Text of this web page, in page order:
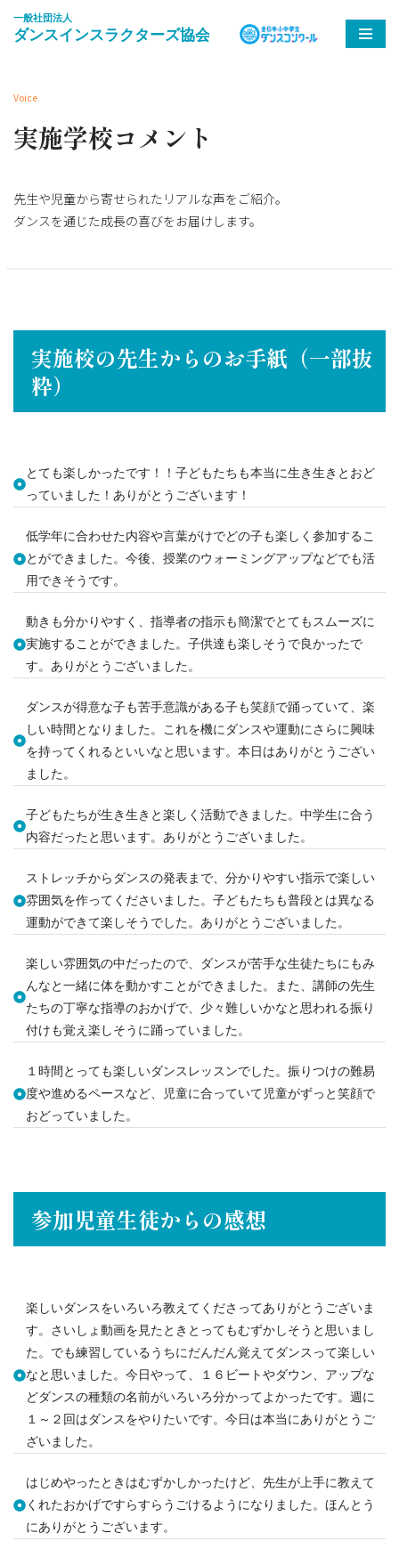
コ
テ
ツ
キ
ッ
Voice
実施学校コメント
先生や児童から寄せられたリアルな声をご紹介。
ダンスを通じた成長の喜びをお届けします。
実施校の先生からのお手紙（一部抜
粋）
とても楽しかったです！！子どもたちも本当に生き生きとおど
っていました！ありがとうございます！
低学年に合わせた内容や言葉がけでどの子も楽しく参加するこ
とができました。今後、授業のウォーミングアップなどでも活
用できそうです。
動きも分かりやすく、指導者の指示も簡潔でとてもスムーズに
実施することができました。子供達も楽しそうで良かったで
す。ありがとうございました。
ダンスが得意な子も苦手意識がある子も笑顔で踊っていて、楽
しい時間となりました。これを機にダンスや運動にさらに興味
を持ってくれるといいなと思います。本日はありがとうござい
ました。
子どもたちが生き生きと楽しく活動できました。中学生に合う
内容だったと思います。ありがとうございました。
ストレッチからダンスの発表まで、分かりやすい指示で楽しい
雰囲気を作ってくださいました。子どもたちも普段とは異なる
運動ができて楽しそうでした。ありがとうございました。
楽しい雰囲気の中だったので、ダンスが苦手な生徒たちにもみ
んなと一緒に体を動かすことができました。また、講師の先生
たちの丁寧な指導のおかげで、少々難しいかなと思われる振り
付けも覚え楽しそうに踊っていました。
１時間とっても楽しいダンスレッスンでした。振りつけの難易
度や進めるペースなど、児童に合っていて児童がずっと笑顔で
おどっていました。
参加児童生徒からの感想
楽しいダンスをいろいろ教えてくださってありがとうございま
す。さいしょ動画を見たときとってもむずかしそうと思いまし
た。でも練習しているうちにだんだん覚えてダンスって楽しい
なと思いました。今日やって、１６ビートやダウン、アップな
どダンスの種類の名前がいろいろ分かってよかったです。週に
１～２回はダンスをやりたいです。今日は本当にありがとうご
ざいました。
はじめやったときはむずかしかったけど、先生が上手に教えて
くれたおかげですらすらうごけるようになりました。ほんとう
にありがとうございます。